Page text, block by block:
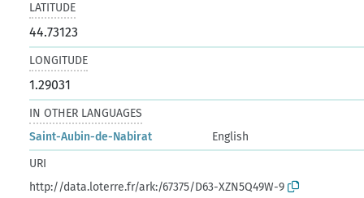
LATITUDE
44.73123
LONGITUDE
1.29031
IN OTHER LANGUAGES
Saint-Aubin-de-Nabirat
English
URI
http://data.loterre.fr/ark:/67375/D63-XZN5Q49W-9